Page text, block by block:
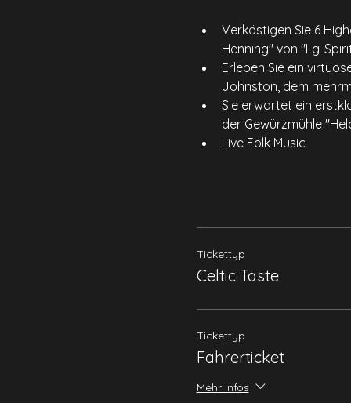
Verköstigen Sie 6
Henning" von "Lg-
Erleben Sie ein
Johnston, dem
Sie erwartet ein
der Gewürzmühle
Live Folk Music
Tickettyp
Celtic Taste
Tickettyp
Fahrerticket
Mehr Infos